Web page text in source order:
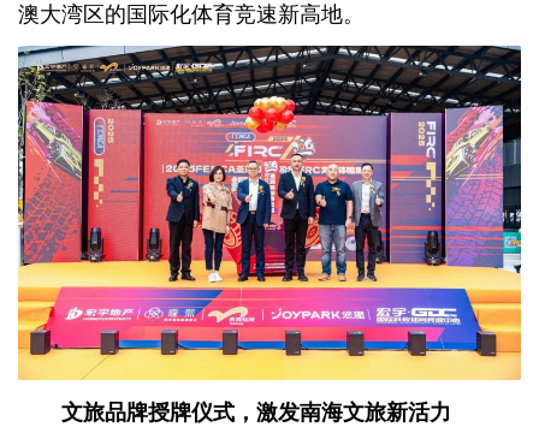
澳大湾区的国际化体育竞速新高地。
文旅品牌授牌仪式，激发南海文旅新活力